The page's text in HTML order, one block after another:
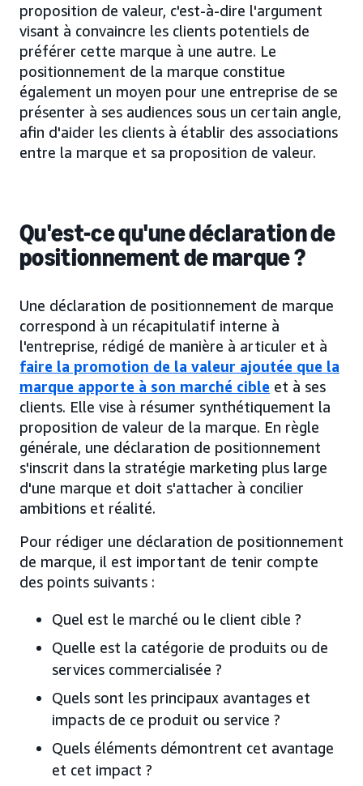
proposition de valeur, c'est-à-dire l'argument
visant à convaincre les clients potentiels de
préférer cette marque à une autre. Le
positionnement de la marque constitue
également un moyen pour une entreprise de se
présenter à ses audiences sous un certain angle,
afin d'aider les clients à établir des associations
entre la marque et sa proposition de valeur.
Qu'est-ce qu'une déclaration de
positionnement de marque ?
Une déclaration de positionnement de marque
correspond à un récapitulatif interne à
l'entreprise, rédigé de manière à articuler et à
faire la promotion de la valeur ajoutée que la
marque apporte à son marché cible et à ses
clients. Elle vise à résumer synthétiquement la
proposition de valeur de la marque. En règle
générale, une déclaration de positionnement
s'inscrit dans la stratégie marketing plus large
d'une marque et doit s'attacher à concilier
ambitions et réalité.
Pour rédiger une déclaration de positionnement
de marque, il est important de tenir compte
des points suivants :
Quel est le marché ou le client cible ?
Quelle est la catégorie de produits ou de
services commercialisée ?
Quels sont les principaux avantages et
impacts de ce produit ou service ?
Quels éléments démontrent cet avantage
et cet impact ?